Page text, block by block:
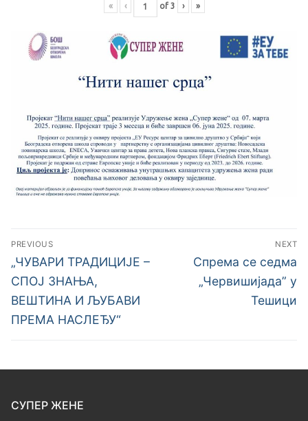
« ‹ of 3 › »
PREVIOUS
„ЧУВАРИ ТРАДИЦИЈЕ –
СПОЈ ЗНАЊА,
ВЕШТИНА И ЉУБАВИ
ПРЕМА НАСЛЕЂУ“
NEXT
Спрема се седма
„Червишијада” у
Тешици
СУПЕР ЖЕНЕ